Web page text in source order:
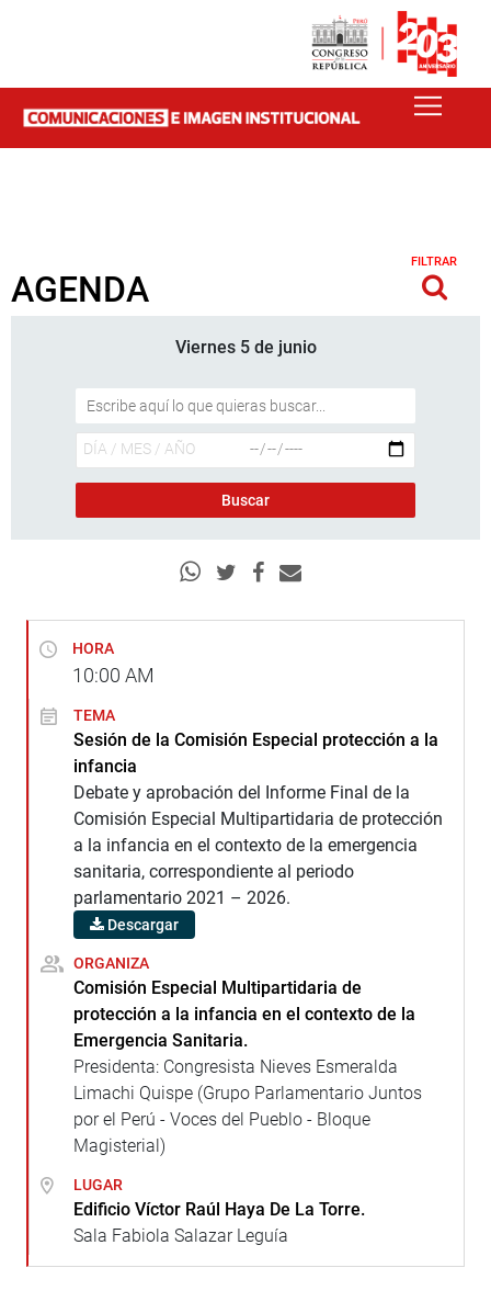
AGENDA
FILTRAR
Viernes 5 de junio
HORA
10:00 AM
TEMA
Sesión de la Comisión Especial protección a la
infancia
Debate y aprobación del Informe Final de la
Comisión Especial Multipartidaria de protección
a la infancia en el contexto de la emergencia
sanitaria, correspondiente al periodo
parlamentario 2021 – 2026.
Descargar
ORGANIZA
Comisión Especial Multipartidaria de
protección a la infancia en el contexto de la
Emergencia Sanitaria.
Presidenta: Congresista Nieves Esmeralda
Limachi Quispe (Grupo Parlamentario Juntos
por el Perú - Voces del Pueblo - Bloque
Magisterial)
LUGAR
Edificio Víctor Raúl Haya De La Torre.
Sala Fabiola Salazar Leguía